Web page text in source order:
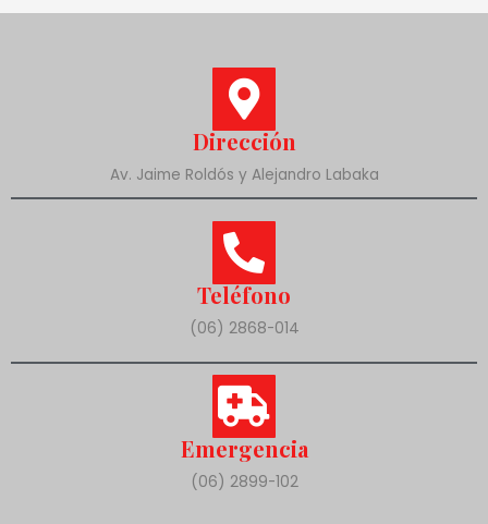
Dirección
Av. Jaime Roldós y Alejandro Labaka
Teléfono
(06) 2868-014
Emergencia
(06) 2899-102